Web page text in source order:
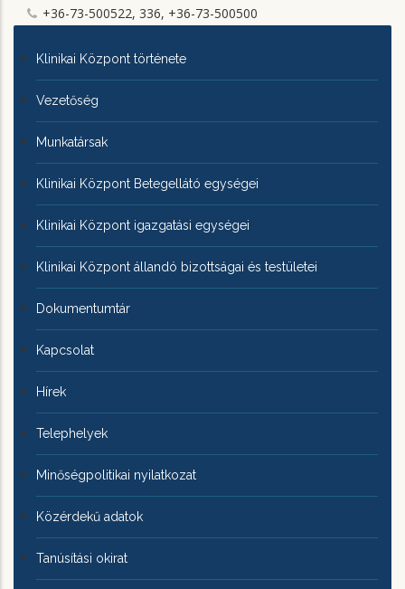
+36-73-500522, 336, +36-73-500500
KLINIKAI
KÖZPONTRÓL
Klinikai Központ története
Vezetőség
Munkatársak
Klinikai Központ Betegellátó egységei
Klinikai Központ igazgatási egységei
Klinikai Központ állandó bizottságai és testületei
Dokumentumtár
Kapcsolat
Hírek
Telephelyek
Minőségpolitikai nyilatkozat
Közérdekű adatok
Tanúsítási okirat